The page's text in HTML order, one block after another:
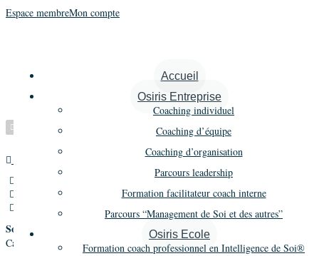
Espace membreMon compte
Accueil
Osiris Entreprise
Coaching individuel
Coaching d’équipe
Coaching d’organisation
Parcours leadership
Formation facilitateur coach interne
Parcours “Management de Soi et des autres”
Osiris Ecole
Formation coach professionnel en Intelligence de Soi®
Calmettes Frédéric
11 Rue Paneboeuf,Toulouse,France
06 03 46 10 48
frederic.calmettes@lvdh.fr
Société
Calmettes Conseils